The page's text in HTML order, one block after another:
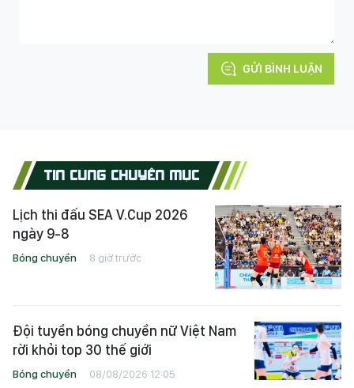
GỬI BÌNH LUẬN
TIN CÙNG CHUYÊN MỤC
Lịch thi đấu SEA V.Cup 2026
ngày 9-8
Bóng chuyền 8 giờ trước
Đội tuyển bóng chuyền nữ Việt Nam
rời khỏi top 30 thế giới
Bóng chuyền 08/08/2026 12:05